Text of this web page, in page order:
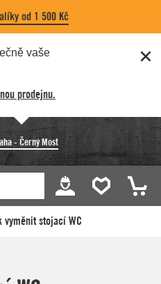
od 1 500 Kč
vaše
prodejnu.
- Černý Most